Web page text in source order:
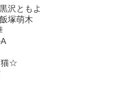
沢ともよ
塚萌木
猫☆